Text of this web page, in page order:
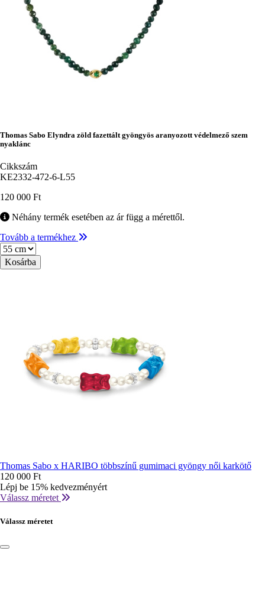
Thomas Sabo Elyndra zöld fazettált gyöngyös aranyozott védelmező szem
nyaklánc
Cikkszám
KE2332-472-6-L55
120 000 Ft
Néhány termék esetében az ár függ a mérettől.
Tovább a termékhez
Méret
Thomas Sabo x HARIBO többszínű gumimaci gyöngy női karkötő
120 000 Ft
Lépj be 15% kedvezményért
Válassz méretet
Válassz méretet